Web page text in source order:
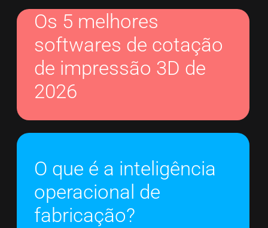
Os 5 melhores
softwares de cotação
de impressão 3D de
2026
O que é a inteligência
operacional de
fabricação?